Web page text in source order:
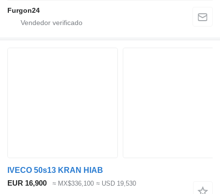
Furgon24
IVECO 50s13 KRAN HIAB
EUR 16,900
≈ MX$336,100 ≈ USD 19,530